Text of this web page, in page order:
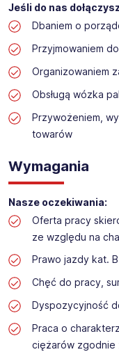
działalności daliśmy
w całym kraju.
największych firm,
przedsiębiorstw w
stanowisko:
Praca na dziale
Lokalizacja:
Jeśli do nas
Dbaniem o
Przyjmowaniem
Organizowaniem
Obsługą wózka
Przywożeniem,
towarów
Wymagania
Nasze oczekiwania:
Oferta pracy
ze względu na
Prawo jazdy kat. B
Chęć do pracy,
Dyspozycyjność
Praca o
ciężarów zgodnie